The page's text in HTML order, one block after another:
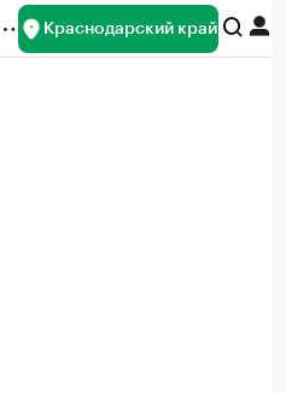
Краснодарский край